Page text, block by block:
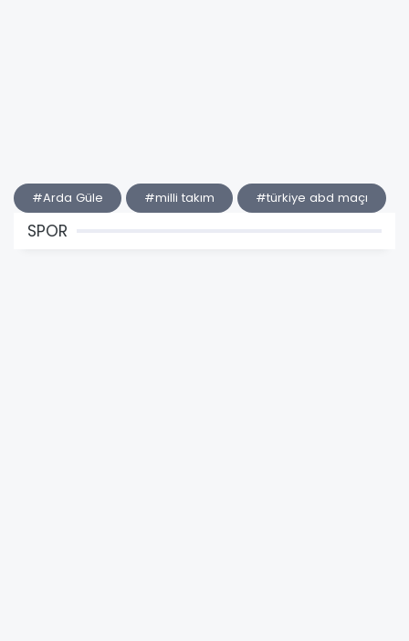
#Arda Güle #milli takım #türkiye abd maçı
SPOR